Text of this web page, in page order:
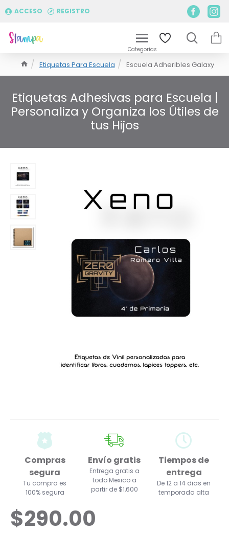
ACCESO REGISTRO
Etiquetas Para Escuela Escuela Adheribles Galaxy
Etiquetas Adhesivas para Escuela |
Personaliza y Organiza los Útiles de
tus Hijos
Compras
segura
Tu compra es
100% segura
Envío gratis
Entrega gratis a
todo Mexico a
partir de $1,600
Tiempos de
entrega
De 12 a 14 dias en
temporada alta
$290.00